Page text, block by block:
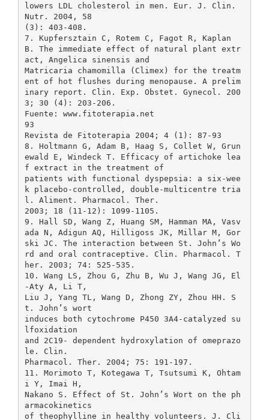
lowers LDL cholesterol in men. Eur. J. Clin.
Nutr. 2004, 58
(3): 403-408.
7. Kupfersztain C, Rotem C, Fagot R, Kaplan
B. The immediate effect of natural plant extr
act, Angelica sinensis and
Matricaria chamomilla (Climex) for the treatm
ent of hot flushes during menopause. A prelim
inary report. Clin. Exp. Obstet. Gynecol. 200
3; 30 (4): 203-206.
Fuente: www.fitoterapia.net
93
Revista de Fitoterapia 2004; 4 (1): 87-93
8. Holtmann G, Adam B, Haag S, Collet W, Grun
ewald E, Windeck T. Efficacy of artichoke lea
f extract in the treatment of
patients with functional dyspepsia: a six-wee
k placebo-controlled, double-multicentre tria
l. Aliment. Pharmacol. Ther.
2003; 18 (11-12): 1099-1105.
9. Hall SD, Wang Z, Huang SM, Hamman MA, Vasv
ada N, Adigun AQ, Hilligoss JK, Millar M, Gor
ski JC. The interaction between St. John’s Wo
rd and oral contraceptive. Clin. Pharmacol. T
her. 2003; 74: 525-535.
10. Wang LS, Zhou G, Zhu B, Wu J, Wang JG, El
-Aty A, Li T,
Liu J, Yang TL, Wang D, Zhong ZY, Zhou HH. S
t. John’s wort
induces both cytochrome P450 3A4-catalyzed su
lfoxidation
and 2C19- dependent hydroxylation of omeprazo
le. Clin.
Pharmacol. Ther. 2004; 75: 191-197.
11. Morimoto T, Kotegawa T, Tsutsumi K, Ohtam
i Y, Imai H,
Nakano S. Effect of St. John’s Wort on the ph
armacokinetics
of theophylline in healthy volunteers. J. Cli